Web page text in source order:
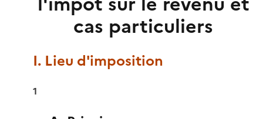
cas particuliers
I. Lieu d'imposition
1